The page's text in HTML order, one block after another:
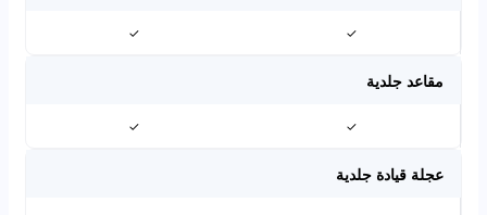
✓
✓
مقاعد جلدية
✓
✓
عجلة قيادة جلدية